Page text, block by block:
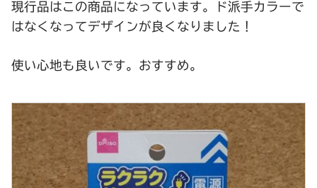
現行品はこの商品になっています。ド派手カラーで
はなくなってデザインが良くなりました！
使い心地も良いです。おすすめ。